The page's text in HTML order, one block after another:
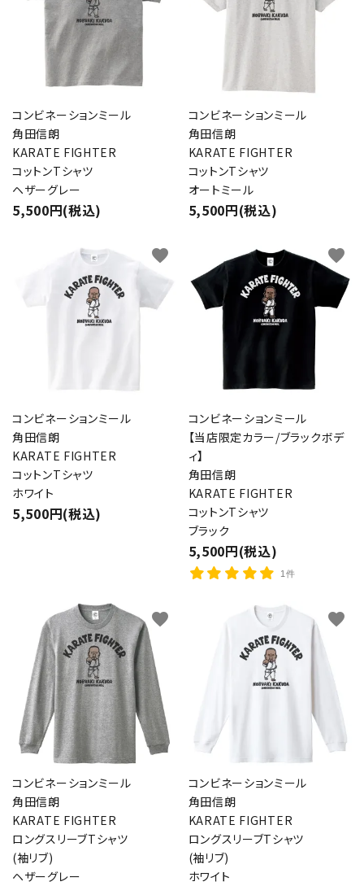
コンビネーションミール
角田信朗
KARATE FIGHTER
コットンTシャツ
ヘザーグレー
5,500円(税込)
コンビネーションミール
角田信朗
KARATE FIGHTER
コットンTシャツ
オートミール
5,500円(税込)
コンビネーションミール
角田信朗
KARATE FIGHTER
コットンTシャツ
ホワイト
5,500円(税込)
favorite
コンビネーションミール
【当店限定カラー/ブラックボデ
ィ】
角田信朗
KARATE FIGHTER
コットンTシャツ
ブラック
5,500円(税込)
1件
favorite
コンビネーションミール
角田信朗
KARATE FIGHTER
ロングスリーブTシャツ
(袖リブ)
ヘザーグレー
favorite
コンビネーションミール
角田信朗
KARATE FIGHTER
ロングスリーブTシャツ
(袖リブ)
ホワイト
favorite